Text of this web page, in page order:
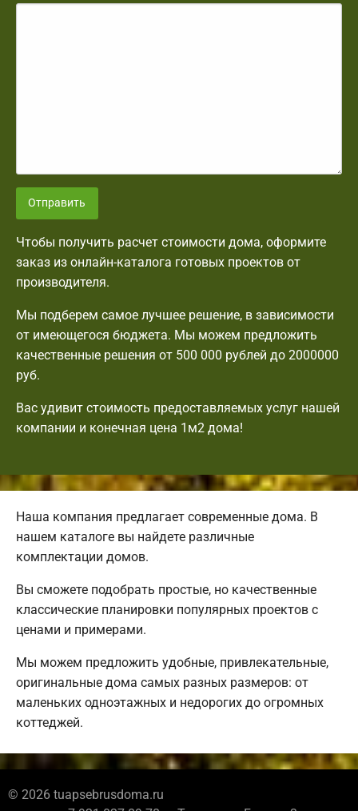
Отправить
Чтобы получить расчет стоимости дома, оформите
заказ из онлайн-каталога готовых проектов от
производителя.
Мы подберем самое лучшее решение, в зависимости
от имеющегося бюджета. Мы можем предложить
качественные решения от 500 000 рублей до 2000000
руб.
Вас удивит стоимость предоставляемых услуг нашей
компании и конечная цена 1м2 дома!
Наша компания предлагает современные дома. В
нашем каталоге вы найдете различные
комплектации домов.
Вы сможете подобрать простые, но качественные
классические планировки популярных проектов с
ценами и примерами.
Мы можем предложить удобные, привлекательные,
оригинальные дома самых разных размеров: от
маленьких одноэтажных и недорогих до огромных
коттеджей.
© 2026 tuapsebrusdoma.ru